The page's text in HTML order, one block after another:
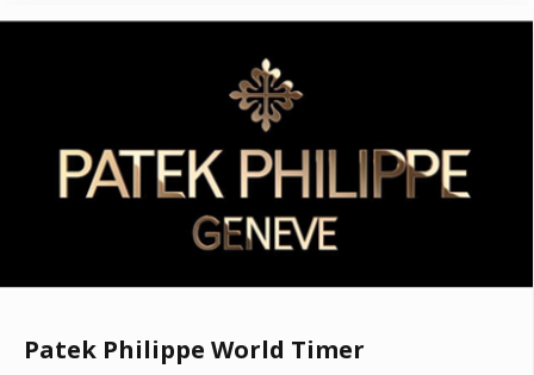
Patek Philippe World Timer